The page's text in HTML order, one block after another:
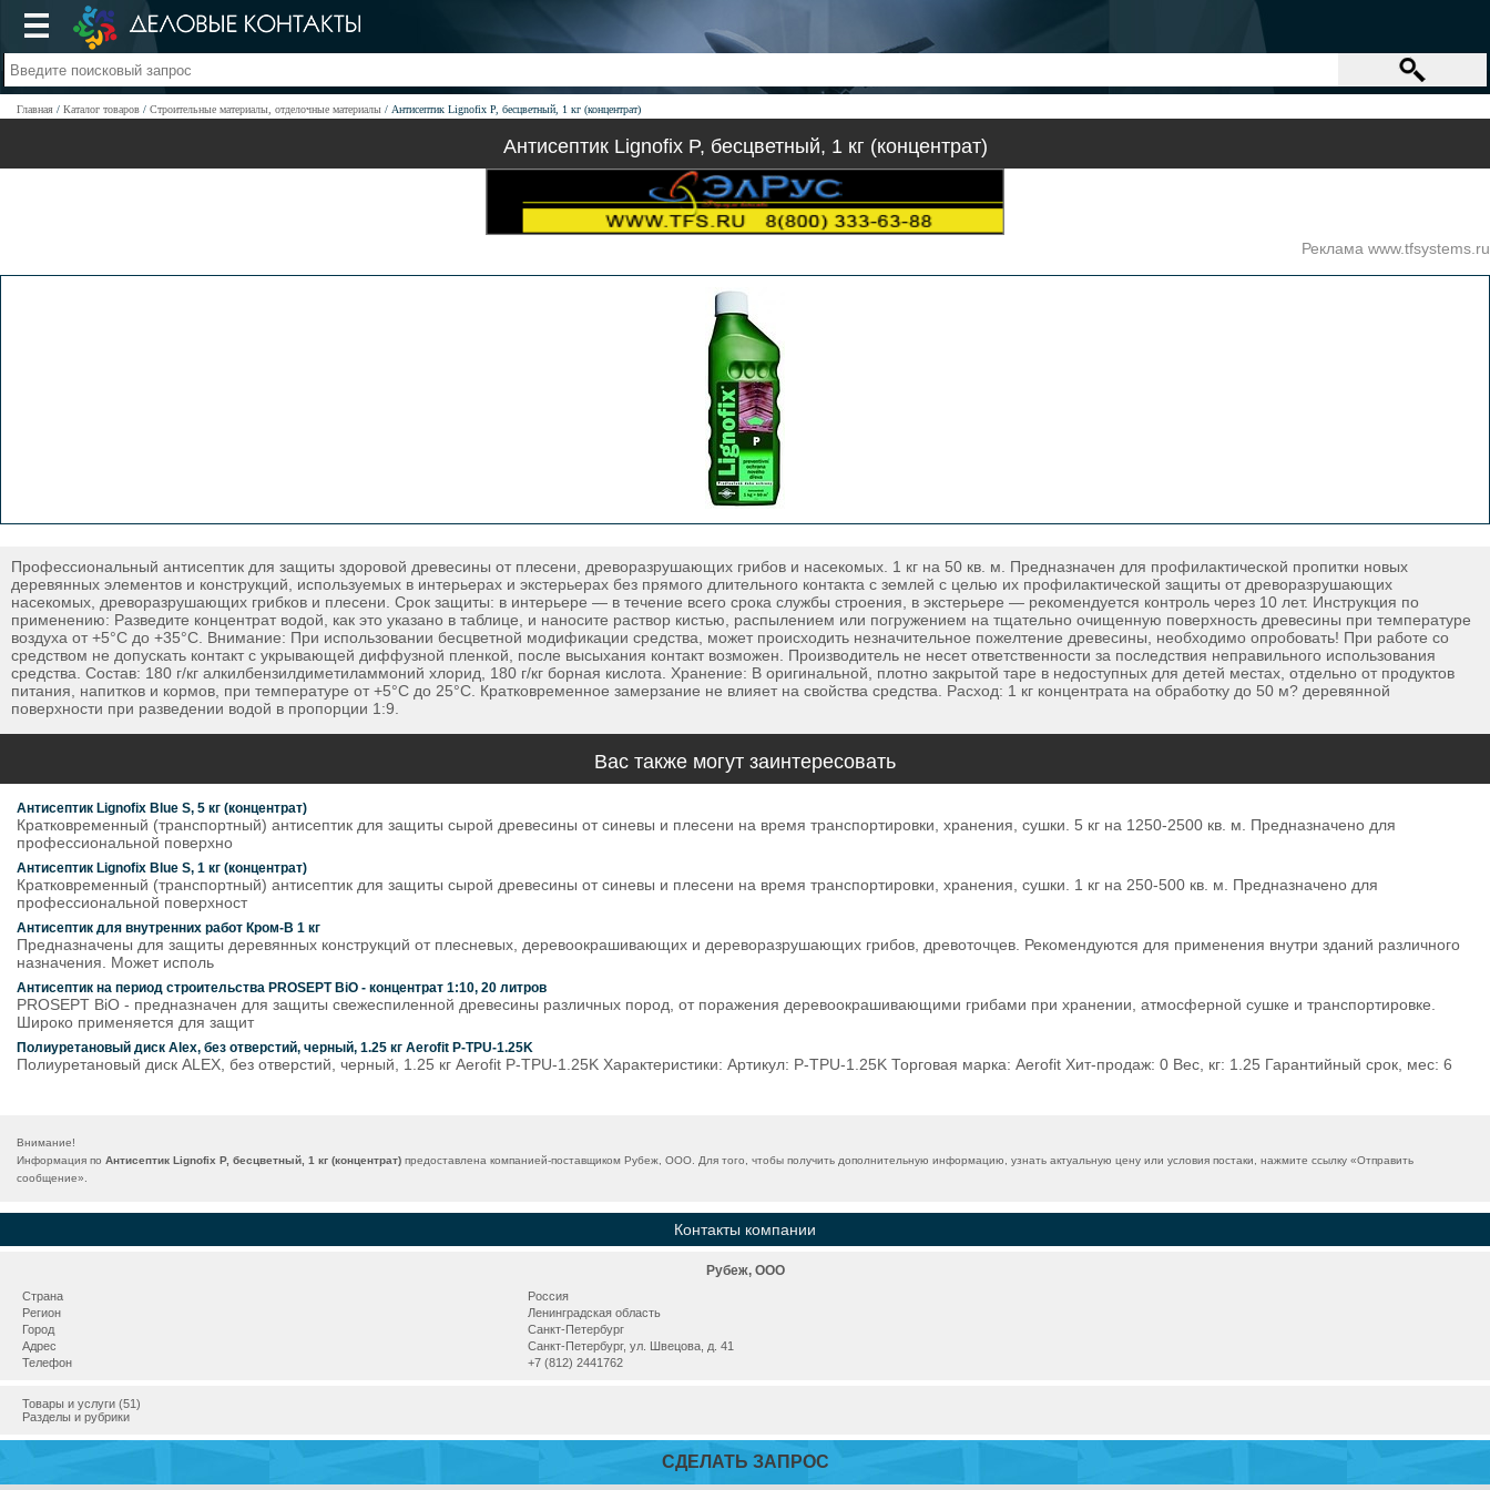
Главная Каталог товаров Строительные материалы, отделочные материалы Антисептик Lignofix P, бесцветный, 1 кг (концентрат)
Антисептик Lignofix P, бесцветный, 1 кг (концентрат)
Реклама www.tfsystems.ru
Профессиональный антисептик для защиты здоровой древесины от плесени, древоразрушающих грибов и насекомых. 1 кг на 50 кв. м. Предназначен для профилактической пропитки новых
деревянных элементов и конструкций, используемых в интерьерах и экстерьерах без прямого длительного контакта с землей с целью их профилактической защиты от древоразрушающих
насекомых, древоразрушающих грибков и плесени. Срок защиты: в интерьере — в течение всего срока службы строения, в экстерьере — рекомендуется контроль через 10 лет. Инструкция по
применению: Разведите концентрат водой, как это указано в таблице, и наносите раствор кистью, распылением или погружением на тщательно очищенную поверхность древесины при температуре
воздуха от +5°C до +35°С. Внимание: При использовании бесцветной модификации средства, может происходить незначительное пожелтение древесины, необходимо опробовать! При работе со
средством не допускать контакт с укрывающей диффузной пленкой, после высыхания контакт возможен. Производитель не несет ответственности за последствия неправильного использования
средства. Состав: 180 г/кг алкилбензилдиметиламмоний хлорид, 180 г/кг борная кислота. Хранение: В оригинальной, плотно закрытой таре в недоступных для детей местах, отдельно от продуктов
питания, напитков и кормов, при температуре от +5°С до 25°С. Кратковременное замерзание не влияет на свойства средства. Расход: 1 кг концентрата на обработку до 50 м? деревянной
поверхности при разведении водой в пропорции 1:9.
Вас также могут заинтересовать
Антисептик Lignofix Blue S, 5 кг (концентрат)
Кратковременный (транспортный) антисептик для защиты сырой древесины от синевы и плесени на время транспортировки, хранения, сушки. 5 кг на 1250-2500 кв. м. Предназначено для
профессиональной поверхно
Антисептик Lignofix Blue S, 1 кг (концентрат)
Кратковременный (транспортный) антисептик для защиты сырой древесины от синевы и плесени на время транспортировки, хранения, сушки. 1 кг на 250-500 кв. м. Предназначено для
профессиональной поверхност
Антисептик для внутренних работ Кром-В 1 кг
Предназначены для защиты деревянных конструкций от плесневых, деревоокрашивающих и дереворазрушающих грибов, древоточцев. Рекомендуются для применения внутри зданий различного
назначения. Может исполь
Антисептик на период строительства PROSEPT BiO - концентрат 1:10, 20 литров
PROSEPT BiO - предназначен для защиты свежеспиленной древесины различных пород, от поражения деревоокрашивающими грибами при хранении, атмосферной сушке и транспортировке.
Широко применяется для защит
Полиуретановый диск Alex, без отверстий, черный, 1.25 кг Aerofit P-TPU-1.25K
Полиуретановый диск ALEX, без отверстий, черный, 1.25 кг Aerofit P-TPU-1.25K Характеристики: Артикул: P-TPU-1.25K Торговая марка: Aerofit Хит-продаж: 0 Вес, кг: 1.25 Гарантийный срок, мес: 6
Внимание!
Информация по Антисептик Lignofix P, бесцветный, 1 кг (концентрат) предоставлена компанией-поставщиком Рубеж, ООО. Для того, чтобы получить дополнительную информацию, узнать актуальную цену или условия постаки, нажмите ссылку «Отправить
сообщение».
Контакты компании
Рубеж, ООО
Страна
Россия
Регион
Ленинградская область
Город
Санкт-Петербург
Адрес
Санкт-Петербург, ул. Швецова, д. 41
Телефон
+7 (812) 2441762
Товары и услуги (51)
Разделы и рубрики
СДЕЛАТЬ ЗАПРОС